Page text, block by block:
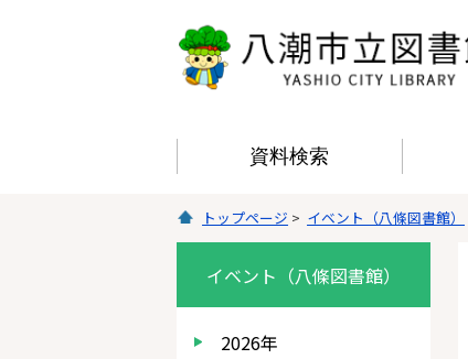
資料検索
トップページ > イベント（八條図書館）
イベント（八條図書館）
2026年